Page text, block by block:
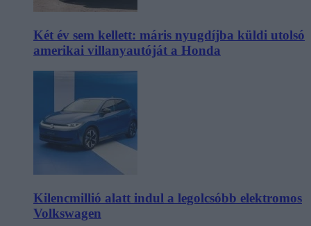
Két év sem kellett: máris nyugdíjba küldi utolsó
amerikai villanyautóját a Honda
Kilencmillió alatt indul a legolcsóbb elektromos
Volkswagen